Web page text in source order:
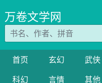
万卷文学网
首页 玄幻 武侠
科幻
言情 其他